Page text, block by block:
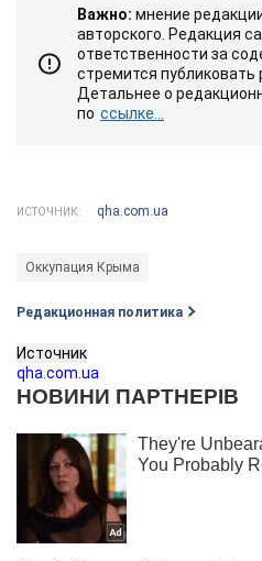
Важно: мнение
авторского. Редакция
ответственности за
стремится публиковать
Детальнее о
по ссылке...
ИСТОЧНИК: qha.com.ua
Оккупация Крыма
Редакционная политика
Источник
qha.com.ua